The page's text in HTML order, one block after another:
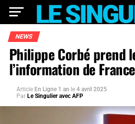
NEWS
Philippe Corbé prend
l’information de
Article En Ligne 1 an le 4 avril 2025
Par Le Singulier avec AFP